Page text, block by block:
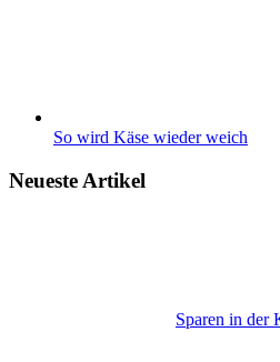
So wird Käse wieder weich
Neueste Artikel
Sparen in der